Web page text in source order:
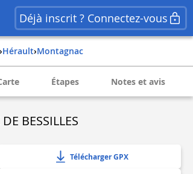
Déjà inscrit ? Connectez-vous
› hérault› montagnac
Étapes Notes et avis
BESSILLES
Télécharger GPX